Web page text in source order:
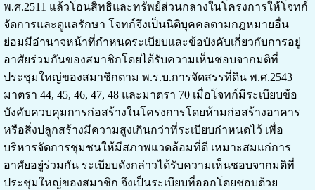
พ.ศ.2511 แล้วโอนสิทธิและทรัพย์ส่วนกลางในโครงการให้โจทก์
จัดการและดูแลรักษา โจทก์จึงเป็นนิติบุคคลตามกฎหมายอื่น
ย่อมมีอำนาจหน้าที่กำหนดระเบียบและข้อบังคับเกี่ยวกับการอยู่
อาศัยร่วมกันของสมาชิกโดยได้รับความเห็นชอบจากมติที่
ประชุมใหญ่ของสมาชิกตาม พ.ร.บ.การจัดสรรที่ดิน พ.ศ.2543
มาตรา 44, 45, 46, 47, 48 และมาตรา 70 เมื่อโจทก์มีระเบียบข้อ
บังคับควบคุมการก่อสร้างในโครงการโดยห้ามก่อสร้างอาคาร
หรือสิ่งปลูกสร้างมีความสูงเกินกว่าที่ระเบียบกำหนดไว้ เพื่อ
บริหารจัดการชุมชนให้มีสภาพแวดล้อมที่ดี เหมาะสมแก่การ
อาศัยอยู่ร่วมกัน ระเบียบดังกล่าวได้รับความเห็นชอบจากมติที่
ประชุมใหญ่ของสมาชิก จึงเป็นระเบียบที่ออกโดยชอบด้วย